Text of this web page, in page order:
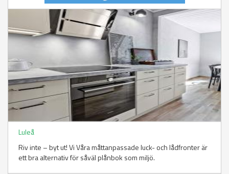
Luleå
Riv inte – byt ut! Vi Våra måttanpassade luck- och lådfronter är
ett bra alternativ för såväl plånbok som miljö.